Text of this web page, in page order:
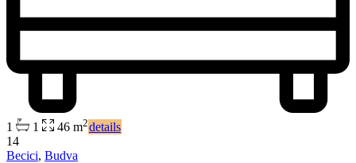
1 1 46 m2details
14
Becici, Budva